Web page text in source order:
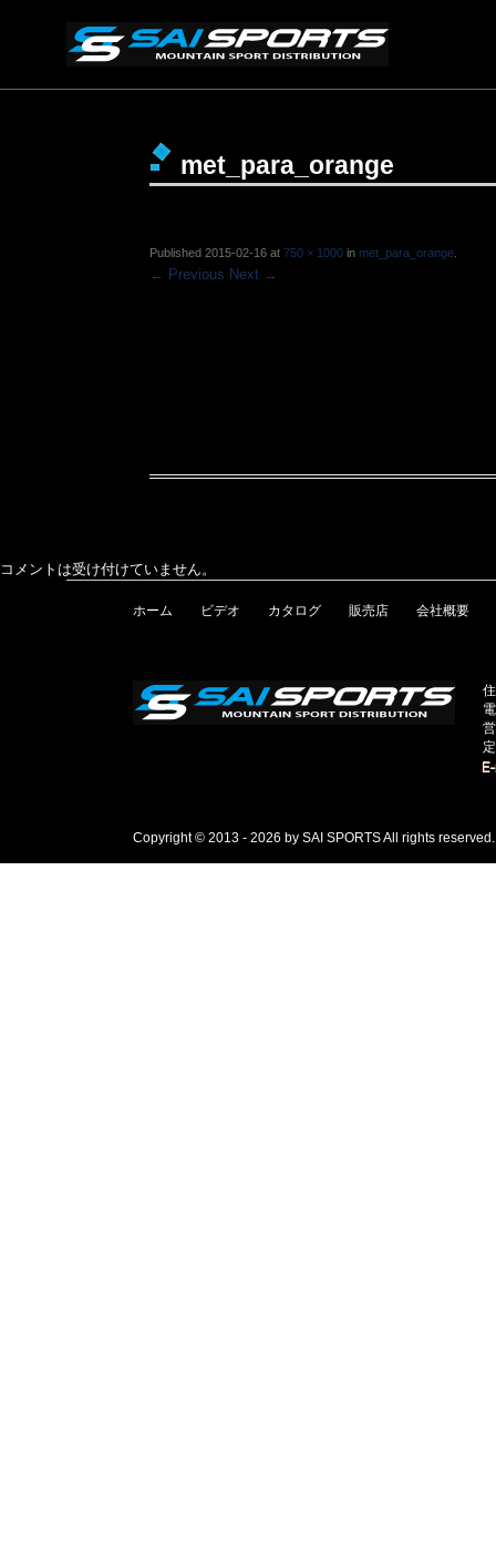
met_para_orange
Published 2015-02-16 at 750 × 1000 in met_para_orange
← Previous Next →
コメントは受け付けていません。
ホーム ビデオ カタログ 販売店 会社概要
Copyright © 2013 - 2026 by SAI SPORTS All rights reserved.